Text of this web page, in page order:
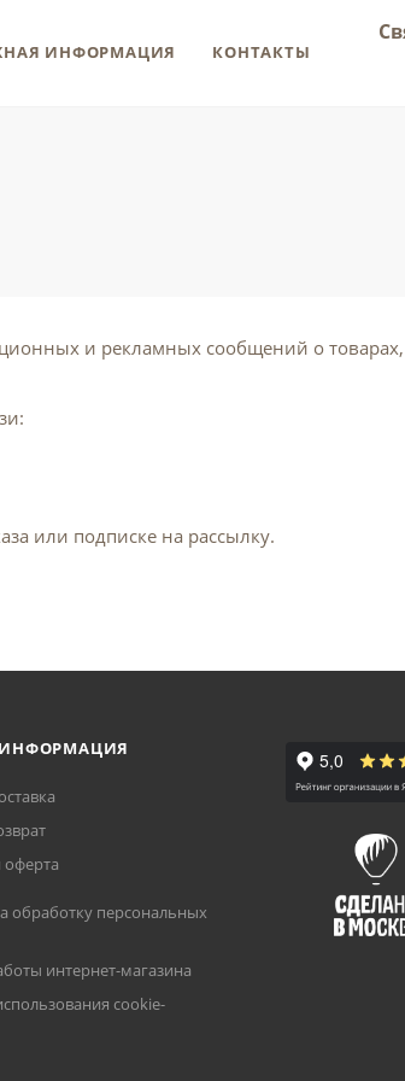
ИНФОРМАЦИЯ КОНТАКТЫ
и рекламных сообщений о
или подписке на рассылку.
обработку персональных
интернет-магазина
cookie-